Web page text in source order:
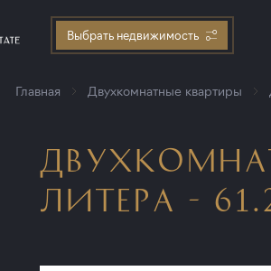
Выбрать недвижимость
Главная Двухкомнатные квартиры
ЛИТЕРА -